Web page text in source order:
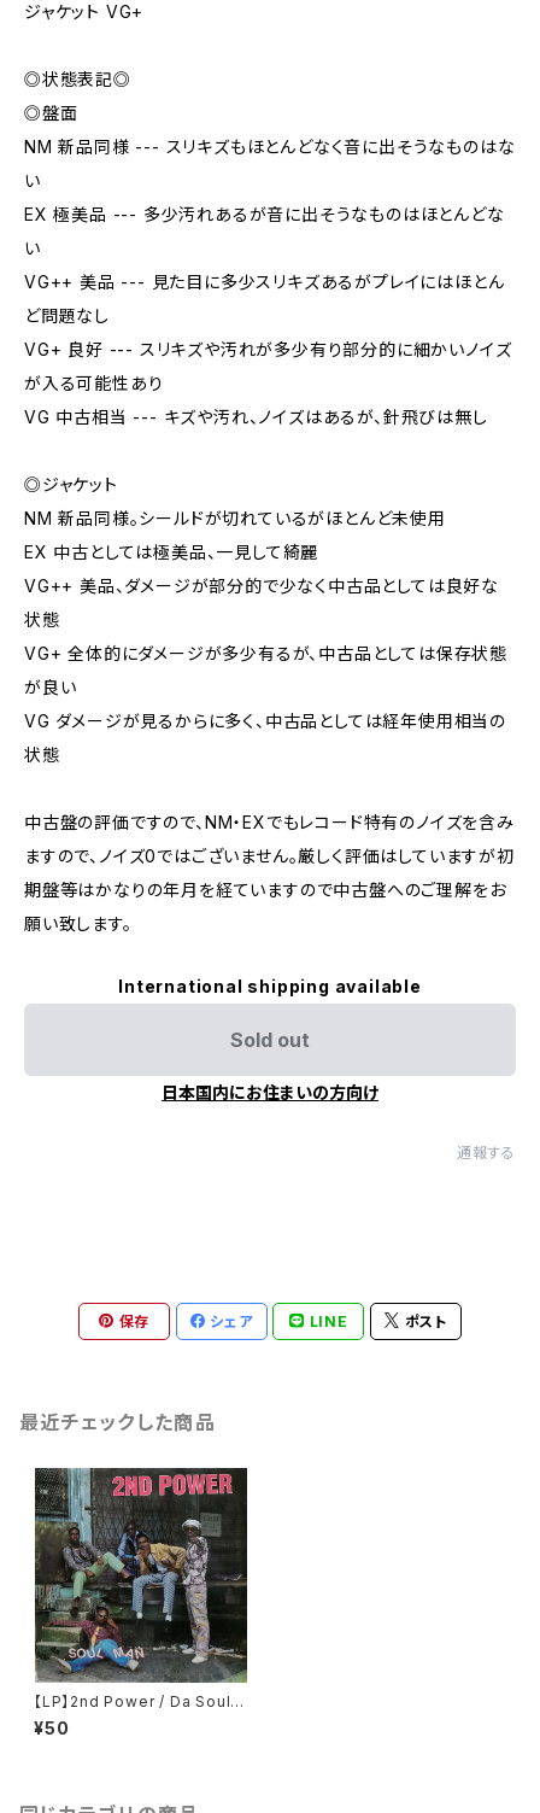
ジャケット VG+
◎状態表記◎
◎盤面
NM 新品同様 --- スリキズもほとんどなく音に出そうなものはな
い
EX 極美品 --- 多少汚れあるが音に出そうなものはほとんどな
い
VG++ 美品 --- 見た目に多少スリキズあるがプレイにはほとん
ど問題なし
VG+ 良好 --- スリキズや汚れが多少有り部分的に細かいノイズ
が入る可能性あり
VG 中古相当 --- キズや汚れ、ノイズはあるが、針飛びは無し
◎ジャケット
NM 新品同様。シールドが切れているがほとんど未使用
EX 中古としては極美品、一見して綺麗
VG++ 美品、ダメージが部分的で少なく中古品としては良好な
状態
VG+ 全体的にダメージが多少有るが、中古品としては保存状態
が良い
VG ダメージが見るからに多く、中古品としては経年使用相当の
状態
中古盤の評価ですので、NM・EXでもレコード特有のノイズを含み
ますので、ノイズ0ではございません。厳しく評価はしていますが初
期盤等はかなりの年月を経ていますので中古盤へのご理解をお
願い致します。
International shipping available
Sold out
日本国内にお住まいの方向け
通報する
保存 シェア LINE ポスト
最近チェックした商品
【LP】2nd Power / Da Soul
Man
¥50